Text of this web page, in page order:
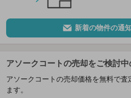
新着の物件の通
アソークコートの売却をご検討中
アソークコートの売却価格を無料で査
ます。